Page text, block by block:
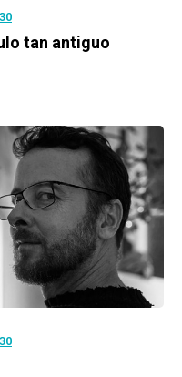
tan antiguo